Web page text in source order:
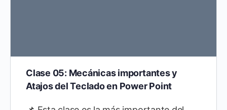
Clase 05: Mecánicas importantes y
Atajos del Teclado en Power Point